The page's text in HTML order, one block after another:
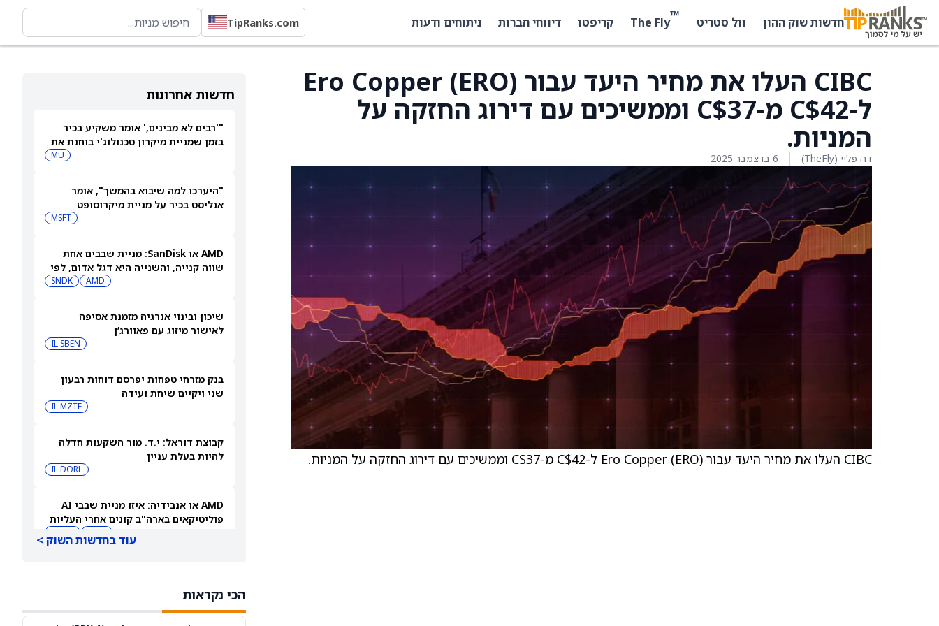
חדשות שוק ההון וול סטריט ™
The Fly קריפטו דיווחי חברות ניתוחים ודעות TipRanks.com
חדשות אחרונות
"'רבים לא מבינים,' אומר משקיע בכיר
בזמן שמניית מיקרון טכנולוג'י בוחנת את
MU
"היערכו למה שיבוא בהמשך", אומר
אנליסט בכיר על מניית מיקרוסופט
MSFT
AMD או SanDisk: מניית שבבים אחת
שווה קנייה, והשנייה היא דגל אדום, לפי
AMD
SNDK
שיכון ובינוי אנרגיה מזמנת אסיפה
לאישור מיזוג עם פאוורג’ן
IL:SBEN
בנק מזרחי טפחות יפרסם דוחות רבעון
שני ויקיים שיחת ועידה
IL:MZTF
קבוצת דוראל: י.ד. מור השקעות חדלה
להיות בעלת עניין
IL:DORL
AMD או אנבידיה: איזו מניית שבבי AI
פוליטיקאים בארה"ב קונים אחרי העליות
האחרונים
עוד בחדשות השוק >
הכי נקראות
CIBC העלו את מחיר היעד עבור Ero Copper (ERO)
ל-C$42 מ-C$37 וממשיכים עם דירוג החזקה על
המניות.
דה פליי (TheFly) 6 בדצמבר 2025
CIBC העלו את מחיר היעד עבור Ero Copper (ERO) ל-C$42 מ-C$37 וממשיכים עם דירוג החזקה על המניות.